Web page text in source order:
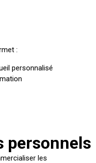
:
personnalisé
personnels
les